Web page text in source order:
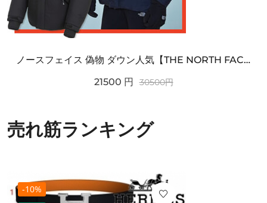
ノースフェイス 偽物 ダウン人気【THE NORTH FACE】M'S 7 SUMMIT HIM...
21500 円 30500円
売れ筋ランキング
-10%